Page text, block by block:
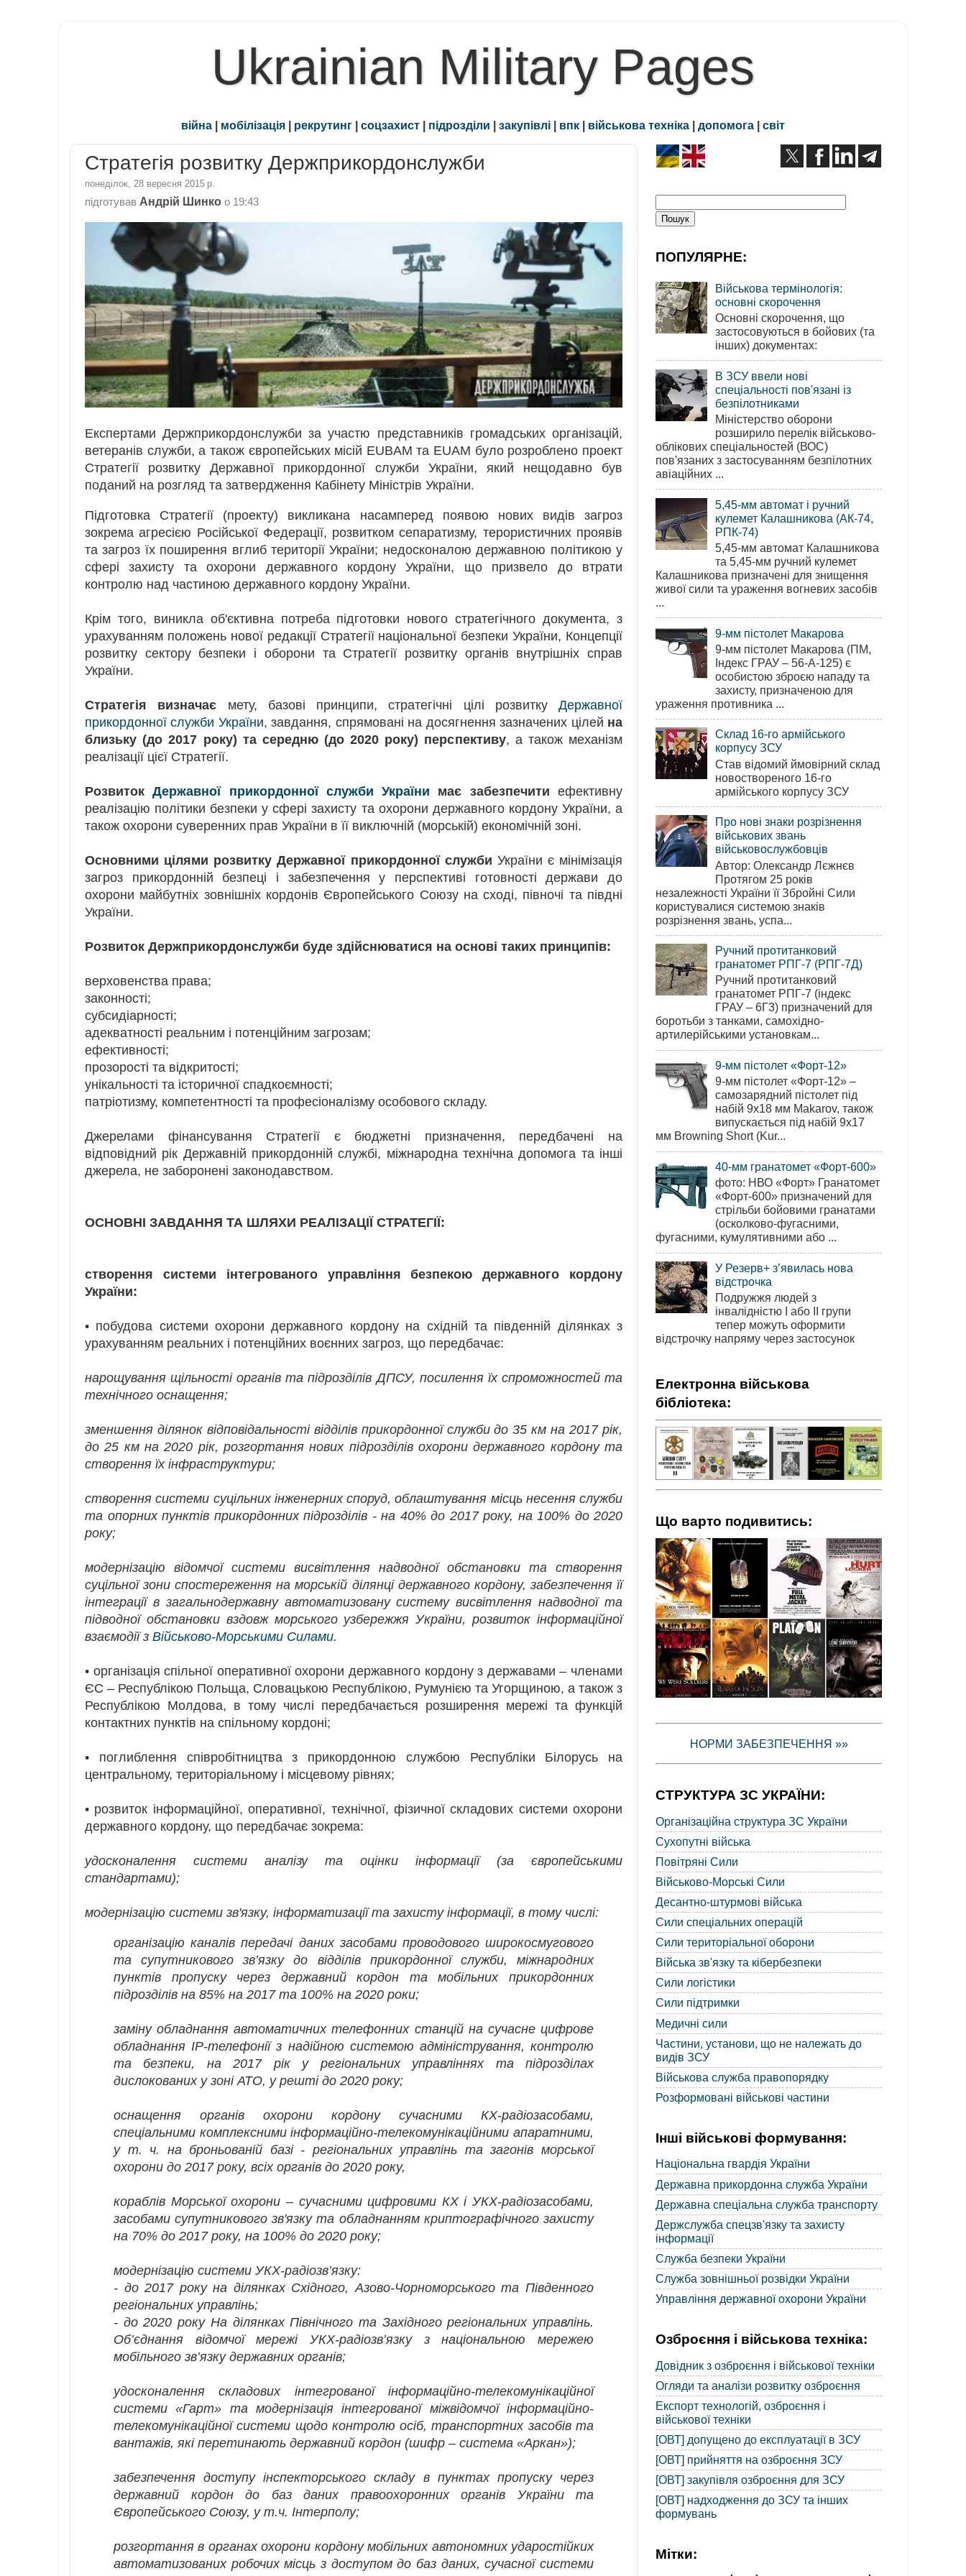
Ukrainian Military Pages
війна | мобілізація | рекрутинг | соцзахист | підрозділи | закупівлі | впк | військова техніка | допомога | світ
Стратегія розвитку Держприкордонслужби
понеділок, 28 вересня 2015 р.
підготував Андрій Шинко о 19:43
Експертами Держприкордонслужби за участю представників громадських організацій,
ветеранів служби, а також європейських місій EUBAM та EUAM було розроблено проект
Стратегії розвитку Державної прикордонної служби України, який нещодавно був
поданий на розгляд та затвердження Кабінету Міністрів України.
Підготовка Стратегії (проекту) викликана насамперед появою нових видів загроз
зокрема агресією Російської Федерації, розвитком сепаратизму, терористичних проявів
та загроз їх поширення вглиб території України; недосконалою державною політикою у
сфері захисту та охорони державного кордону України, що призвело до втрати
контролю над частиною державного кордону України.
Крім того, виникла об'єктивна потреба підготовки нового стратегічного документа, з
урахуванням положень нової редакції Стратегії національної безпеки України, Концепції
розвитку сектору безпеки і оборони та Стратегії розвитку органів внутрішніх справ
України.
Стратегія визначає мету, базові принципи, стратегічні цілі розвитку Державної
прикордонної служби України, завдання, спрямовані на досягнення зазначених цілей на
близьку (до 2017 року) та середню (до 2020 року) перспективу, а також механізм
реалізації цієї Стратегії.
РозвитокДержавної прикордонної служби України має забезпечити ефективну
реалізацію політики безпеки у сфері захисту та охорони державного кордону України, а
також охорони суверенних прав України в її виключній (морській) економічній зоні.
Основними цілями розвитку Державної прикордонної служби України є мінімізація
загроз прикордонній безпеці і забезпечення у перспективі готовності держави до
охорони майбутніх зовнішніх кордонів Європейського Союзу на сході, півночі та півдні
України.
Розвиток Держприкордонслужби буде здійснюватися на основі таких принципів:
верховенства права;
законності;
субсидіарності;
адекватності реальним і потенційним загрозам;
ефективності;
прозорості та відкритості;
унікальності та історичної спадкоємності;
патріотизму, компетентності та професіоналізму особового складу.
Джерелами фінансування Стратегії є бюджетні призначення, передбачені на
відповідний рік Державній прикордонній службі, міжнародна технічна допомога та інші
джерела, не заборонені законодавством.
ОСНОВНІ ЗАВДАННЯ ТА ШЛЯХИ РЕАЛІЗАЦІЇ СТРАТЕГІЇ:
створення системи інтегрованого управління безпекою державного кордону
України:
• побудова системи охорони державного кордону на східній та південній ділянках з
урахуванням реальних і потенційних воєнних загроз, що передбачає:
нарощування щільності органів та підрозділів ДПСУ, посилення їх спроможностей та
технічного оснащення;
зменшення ділянок відповідальності відділів прикордонної служби до 35 км на 2017 рік,
до 25 км на 2020 рік, розгортання нових підрозділів охорони державного кордону та
створення їх інфраструктури;
створення системи суцільних інженерних споруд, облаштування місць несення служби
та опорних пунктів прикордонних підрозділів - на 40% до 2017 року, на 100% до 2020
року;
модернізацію відомчої системи висвітлення надводної обстановки та створення
суцільної зони спостереження на морській ділянці державного кордону, забезпечення її
інтеграції в загальнодержавну автоматизовану систему висвітлення надводної та
підводної обстановки вздовж морського узбережжя України, розвиток інформаційної
взаємодії з Військово-Морськими Силами.
• організація спільної оперативної охорони державного кордону з державами – членами
ЄС – Республікою Польща, Словацькою Республікою, Румунією та Угорщиною, а також з
Республікою Молдова, в тому числі передбачається розширення мережі та функцій
контактних пунктів на спільному кордоні;
• поглиблення співробітництва з прикордонною службою Республіки Білорусь на
центральному, територіальному і місцевому рівнях;
• розвиток інформаційної, оперативної, технічної, фізичної складових системи охорони
державного кордону, що передбачає зокрема:
удосконалення системи аналізу та оцінки інформації (за європейськими
стандартами);
модернізацію системи зв'язку, інформатизації та захисту інформації, в тому числі:
організацію каналів передачі даних засобами проводового широкосмугового
та супутникового зв’язку до відділів прикордонної служби, міжнародних
пунктів пропуску через державний кордон та мобільних прикордонних
підрозділів на 85% на 2017 та 100% на 2020 роки;
заміну обладнання автоматичних телефонних станцій на сучасне цифрове
обладнання ІР-телефонії з надійною системою адміністрування, контролю
та безпеки, на 2017 рік у регіональних управліннях та підрозділах
дислокованих у зоні АТО, у решті до 2020 року;
оснащення органів охорони кордону сучасними КХ-радіозасобами,
спеціальними комплексними інформаційно-телекомунікаційними апаратними,
у т. ч. на броньованій базі - регіональних управлінь та загонів морської
охорони до 2017 року, всіх органів до 2020 року,
кораблів Морської охорони – сучасними цифровими КХ і УКХ-радіозасобами,
засобами супутникового зв'язку та обладнанням криптографічного захисту
на 70% до 2017 року, на 100% до 2020 року;
модернізацію системи УКХ-радіозв’язку:
- до 2017 року на ділянках Східного, Азово-Чорноморського та Південного
регіональних управлінь;
- до 2020 року На ділянках Північного та Західного регіональних управлінь.
Об’єднання відомчої мережі УКХ-радіозв’язку з національною мережею
мобільного зв’язку державних органів;
удосконалення складових інтегрованої інформаційно-телекомунікаційної
системи «Гарт» та модернізація інтегрованої міжвідомчої інформаційно-
телекомунікаційної системи щодо контролю осіб, транспортних засобів та
вантажів, які перетинають державний кордон (шифр – система «Аркан»);
забезпечення доступу інспекторського складу в пунктах пропуску через
державний кордон до баз даних правоохоронних органів України та
Європейського Союзу, у т.ч. Інтерполу;
розгортання в органах охорони кордону мобільних автономних ударостійких
автоматизованих робочих місць з доступом до баз даних, сучасної системи
ПОПУЛЯРНЕ:
Військова термінологія:
основні скорочення
Основні скорочення, що
застосовуються в бойових (та
інших) документах:
В ЗСУ ввели нові
спеціальності пов'язані із
безпілотниками
Міністерство оборони
розширило перелік військово-
облікових спеціальностей (ВОС)
пов'язаних з застосуванням безпілотних
авіаційних ...
5,45-мм автомат і ручний
кулемет Калашникова (АК-74,
РПК-74)
5,45-мм автомат Калашникова
та 5,45-мм ручний кулемет
Калашникова призначені для знищення
живої сили та ураження вогневих засобів
...
9-мм пістолет Макарова
9-мм пістолет Макарова (ПМ,
Індекс ГРАУ – 56-А-125) є
особистою зброєю нападу та
захисту, призначеною для
ураження противника ...
Склад 16-го армійського
корпусу ЗСУ
Став відомий ймовірний склад
новоствореного 16-го
армійського корпусу ЗСУ
Про нові знаки розрізнення
військових звань
військовослужбовців
Автор: Олександр Лєжнєв
Протягом 25 років
незалежності України її Збройні Сили
користувалися системою знаків
розрізнення звань, успа...
Ручний протитанковий
гранатомет РПГ-7 (РПГ-7Д)
Ручний протитанковий
гранатомет РПГ-7 (індекс
ГРАУ – 6Г3) призначений для
боротьби з танками, самохідно-
артилерійськими установкам...
9-мм пістолет «Форт-12»
9-мм пістолет «Форт-12» –
самозарядний пістолет під
набій 9х18 мм Makarov, також
випускається під набій 9х17
мм Browning Short (Kur...
40-мм гранатомет «Форт-600»
фото: НВО «Форт» Гранатомет
«Форт-600» призначений для
стрільби бойовими гранатами
(осколково-фугасними,
фугасними, кумулятивними або ...
У Резерв+ з’явилась нова
відстрочка
Подружжя людей з
інвалідністю І або ІІ групи
тепер можуть оформити
відстрочку напряму через застосунок
Електронна військова
бібліотека:
Що варто подивитись:
НОРМИ ЗАБЕЗПЕЧЕННЯ »»
СТРУКТУРА ЗС УКРАЇНИ:
Організаційна структура ЗС України
Сухопутні війська
Повітряні Сили
Військово-Морські Сили
Десантно-штурмові війська
Сили спеціальних операцій
Сили територіальної оборони
Війська зв'язку та кібербезпеки
Сили логістики
Сили підтримки
Медичні сили
Частини, установи, що не належать до
видів ЗСУ
Військова служба правопорядку
Розформовані військові частини
Інші військові формування:
Національна гвардія України
Державна прикордонна служба України
Державна спеціальна служба транспорту
Держслужба спецзв'язку та захисту
інформації
Служба безпеки України
Служба зовнішньої розвідки України
Управління державної охорони України
Озброєння і військова техніка:
Довідник з озброєння і військової техніки
Огляди та аналізи розвитку озброєння
Експорт технологій, озброєння і
військової техніки
[ОВТ] допущено до експлуатації в ЗСУ
[ОВТ] прийняття на озброєння ЗСУ
[ОВТ] закупівля озброєння для ЗСУ
[ОВТ] надходження до ЗСУ та інших
формувань
Мітки: